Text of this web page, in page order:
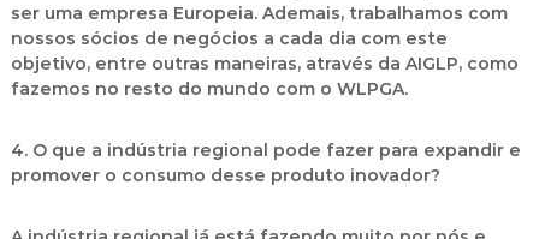
ser uma empresa Europeia. Ademais, trabalhamos com
nossos sócios de negócios a cada dia com este
objetivo, entre outras maneiras, através da AIGLP, como
fazemos no resto do mundo com o WLPGA.
4. O que a indústria regional pode fazer para expandir e
promover o consumo desse produto inovador?